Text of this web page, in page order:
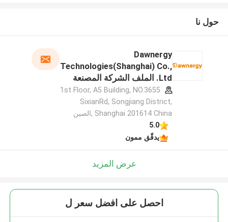
حول نا
Dawnergy
Technologies(Shanghai) Co.,
Ltd. الملف الشركة المصنعة
1st Floor, A5 Building, NO.3655
SixianRd, Songjiang District,
Shanghai 201614 China ,الصين
5.0
يدقّق ممون
عرض المزيد
احصل على افضل سعر ل